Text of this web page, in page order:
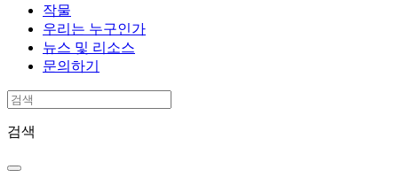
작물
우리는 누구인가
뉴스 및 리소스
문의하기
검색